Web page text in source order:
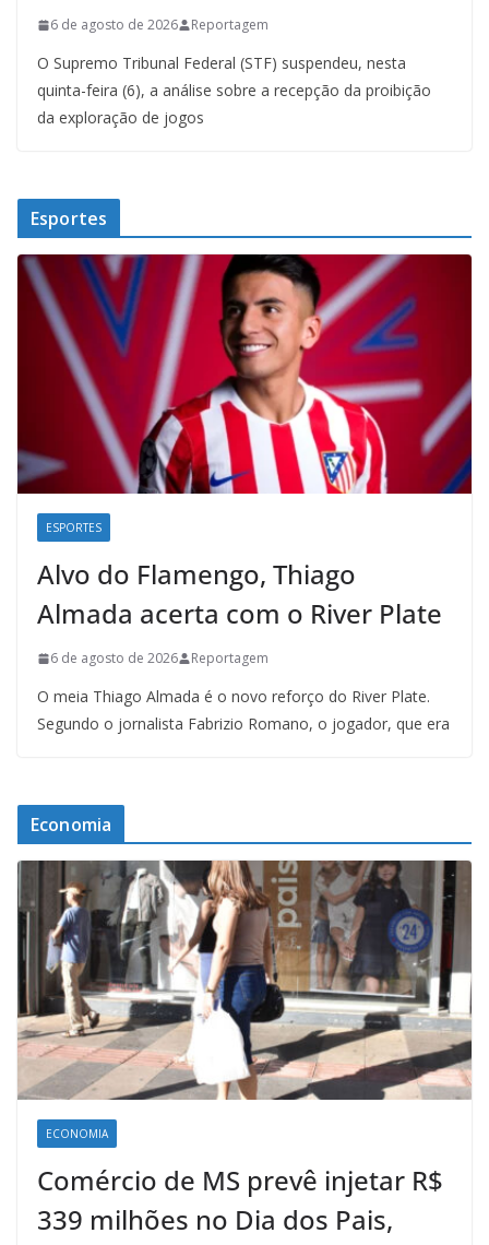
6 de agosto de 2026 Reportagem
O Supremo Tribunal Federal (STF) suspendeu, nesta
quinta-feira (6), a análise sobre a recepção da proibição
da exploração de jogos
Esportes
ESPORTES
Alvo do Flamengo, Thiago
Almada acerta com o River Plate
6 de agosto de 2026 Reportagem
O meia Thiago Almada é o novo reforço do River Plate.
Segundo o jornalista Fabrizio Romano, o jogador, que era
Economia
ECONOMIA
Comércio de MS prevê injetar R$
339 milhões no Dia dos Pais,